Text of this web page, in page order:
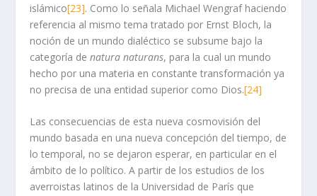
islámico[23]. Como lo señala Michael Wengraf haciendo
referencia al mismo tema tratado por Ernst Bloch, la
noción de un mundo dialéctico se subsume bajo la
categoría denatura naturans, para la cual un mundo
hecho por una materia en constante transformación ya
no precisa de una entidad superior como Dios.[24]
Las consecuencias de esta nueva cosmovisión del
mundo basada en una nueva concepción del tiempo, de
lo temporal, no se dejaron esperar, en particular en el
ámbito de lo político. A partir de los estudios de los
averroistas latinos de la Universidad de París que